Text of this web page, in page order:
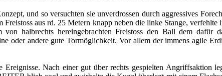
und so versuchten sie unverdrossen durch aggressives
aus rd. 25 Metern knapp neben die linke Stange,
halbrechts hereingebrachten Freistoss den Ball dem dafür
oder andere gute Tormöglichkeit. Vor allem der immens agile
Nach einer gut über rechts gespielten